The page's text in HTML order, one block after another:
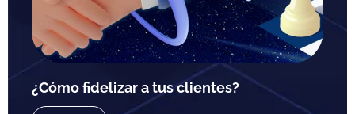
¿Cómo fidelizar a tus clientes?